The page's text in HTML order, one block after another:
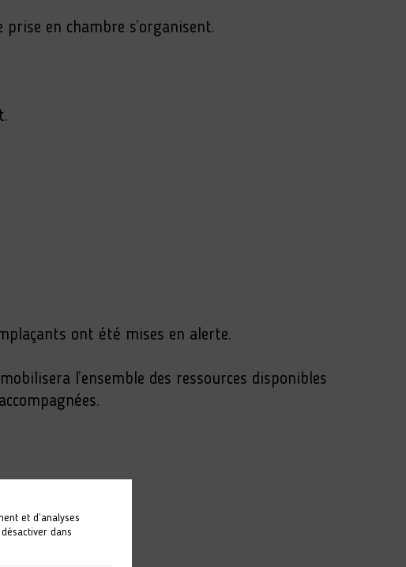
en chambre s’organisent.
ont été mises en alerte.
l’ensemble des ressources disponibles
et d’analyses
dans